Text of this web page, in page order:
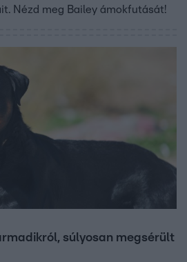
Nézd meg Bailey ámokfutását!
súlyosan megsérült